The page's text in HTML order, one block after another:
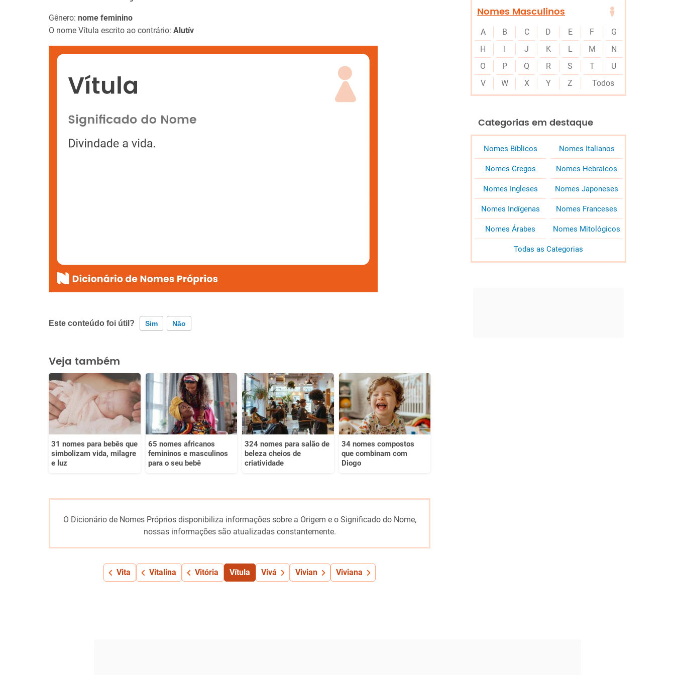
Gênero: nome feminino
O nome Vítula escrito ao contrário: Alutív
Este conteúdo foi útil? Sim Não
Este conteúdo contém informação incorreta
Este conteúdo não tem a informação que procuro
Outro
Veja também
31 nomes para bebês que
simbolizam vida, milagre
e luz
65 nomes africanos
femininos e masculinos
para o seu bebê
324 nomes para salão de
beleza cheios de
criatividade
34 nomes compostos
que combinam com
Diogo
O Dicionário de Nomes Próprios disponibiliza informações sobre a Origem e o Significado do Nome,
nossas informações são atualizadas constantemente.
Vita Vitalina Vitória Vítula Vivá Vivian Viviana
Nomes Masculinos
A B C D E F
G
H
I J K L M
N
O
P Q R S T
U
V
W X Y Z Todos
Categorias em destaque
Nomes Bíblicos Nomes Italianos
Nomes Gregos Nomes Hebraicos
Nomes Ingleses Nomes Japoneses
Nomes Indígenas Nomes Franceses
Nomes Árabes Nomes Mitológicos
Todas as Categorias